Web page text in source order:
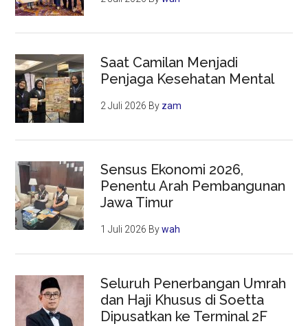
Saat Camilan Menjadi
Penjaga Kesehatan Mental
2 Juli 2026 By zam
Sensus Ekonomi 2026,
Penentu Arah Pembangunan
Jawa Timur
1 Juli 2026 Bywah
Seluruh Penerbangan Umrah
dan Haji Khusus di Soetta
Dipusatkan ke Terminal 2F